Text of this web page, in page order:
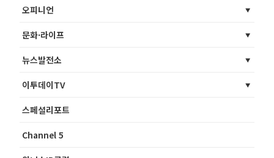
오피니언
문화·라이프
뉴스발전소
이투데이TV
스페셜리포트
Channel 5